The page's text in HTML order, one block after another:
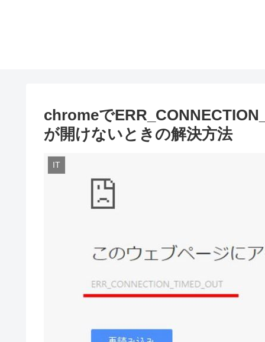
chromeで
が開けないときの解決方法
IT